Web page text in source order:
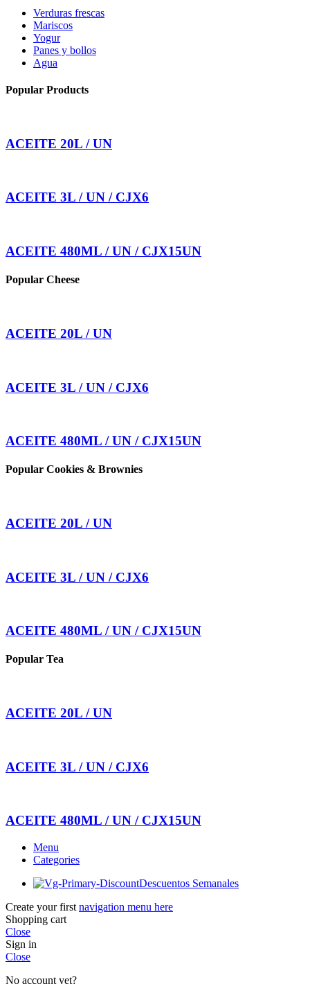
Verduras frescas
Mariscos
Yogur
Panes y bollos
Agua
Popular Products
ACEITE 20L / UN
ACEITE 3L / UN / CJX6
ACEITE 480ML / UN / CJX15UN
Popular Cheese
ACEITE 20L / UN
ACEITE 3L / UN / CJX6
ACEITE 480ML / UN / CJX15UN
Popular Cookies & Brownies
ACEITE 20L / UN
ACEITE 3L / UN / CJX6
ACEITE 480ML / UN / CJX15UN
Popular Tea
ACEITE 20L / UN
ACEITE 3L / UN / CJX6
ACEITE 480ML / UN / CJX15UN
Menu
Categories
Descuentos Semanales
Create your first navigation menu here
Shopping cart
Close
Sign in
Close
No account yet?